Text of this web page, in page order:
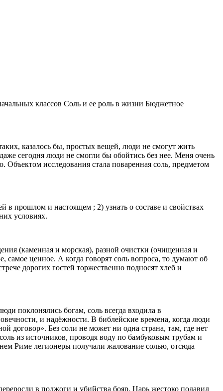
классов Соль и ее роль в жизни Бюджетное
казалось бы, простых вещей, люди не смогут жить
сегодня люди не смогли бы обойтись без нее. Меня очень
Объектом исследования стала поваренная соль, предметом
в прошлом и настоящем ; 2) узнать о составе и свойствах
условиях.
(каменная и морская), разной очистки (очищенная и
самое ценное. А когда говорят соль вопроса, то думают об
дорогих гостей торжественно подносят хлеб и
поклонялись богам, соль всегда входила в
и надёжности. В библейские времена, когда люди
договор». Без соли не может ни одна страна, там, где нет
из источников, проводя воду по бамбуковым трубам и
Риме легионеры получали жалование солью, отсюда
в поджоги и убийства бояр. Царь жестоко подавил